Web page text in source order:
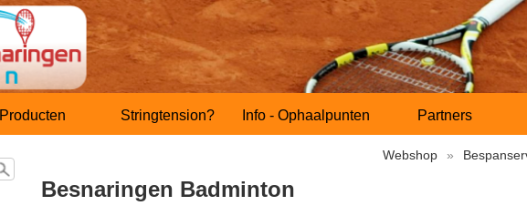
Producten Stringtension? Info - Ophaalpunten Partners
Webshop »
Besnaringen Badminton